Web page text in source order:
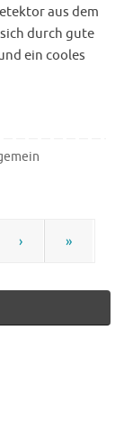
aus dem
durch gute
ein cooles
› »